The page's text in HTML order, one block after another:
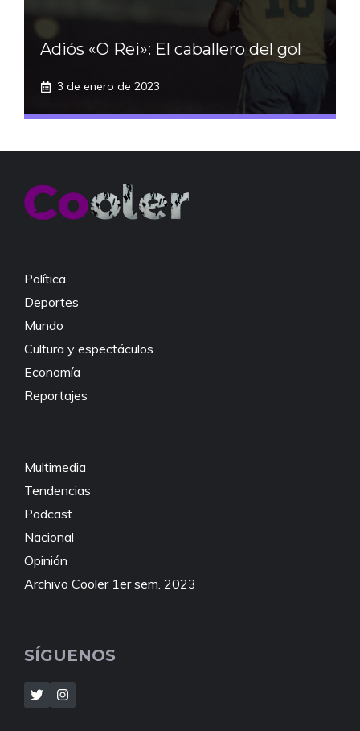
Adiós «O Rei»: El caballero del gol
3 de enero de 2023
Política
Deportes
Mundo
Cultura y espectáculos
Economía
Reportajes
Multimedia
Tendencias
Podcast
Nacional
Opinión
Archivo Cooler 1er sem. 2023
SÍGUENOS